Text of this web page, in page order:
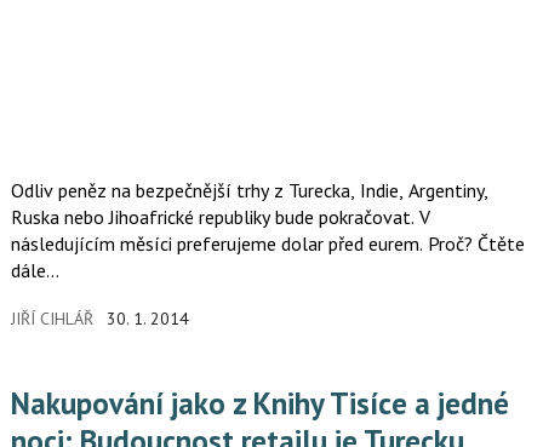
Odliv peněz na bezpečnější trhy z Turecka, Indie, Argentiny,
Ruska nebo Jihoafrické republiky bude pokračovat. V
následujícím měsíci preferujeme dolar před eurem. Proč? Čtěte
dále...
JIŘÍ CIHLÁŘ 30. 1. 2014
Nakupování jako z Knihy Tisíce a jedné